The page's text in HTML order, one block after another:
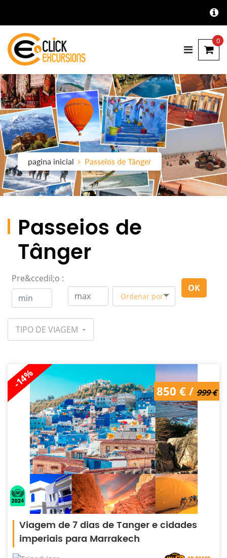
0
pagina inicial Passeios de Tânger
Passeios de
Tânger
Pre&ccedil;o :
Ordenar por :
OK
TIPO DE VIAGEM
-14%
850 € / 999 €
Viagem de 7 dias de Tanger e cidades
imperiais para Marrakech